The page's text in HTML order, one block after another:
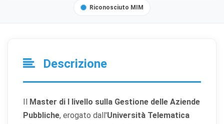
Riconosciuto MIM
Descrizione
Il Master di I livello sulla Gestione delle Aziende
Pubbliche, erogato dall'Università Telematica